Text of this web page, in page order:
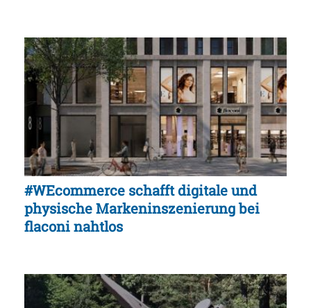
#WEcommerce schafft digitale und
physische Markeninszenierung bei
flaconi nahtlos